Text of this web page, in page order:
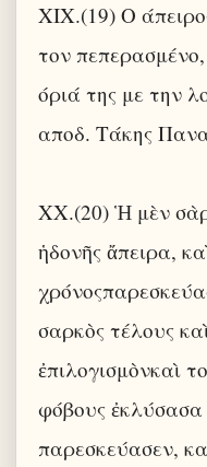
XIX.(19) Ο
τον
όριά της με την
αποδ. Τάκης
XX.(20) Ἡ μὲν
ἡδονῆς ἄπειρα,
σαρκὸς τέλους
ἐπιλογισμὸνκαὶ
φόβους
παρεσκεύασεν,